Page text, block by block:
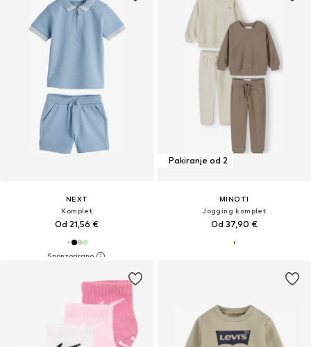
NEXT
Komplet
Od 21,56 €
Pakiranje od 2
MINOTI
Jogging komplet
Od 37,90 €